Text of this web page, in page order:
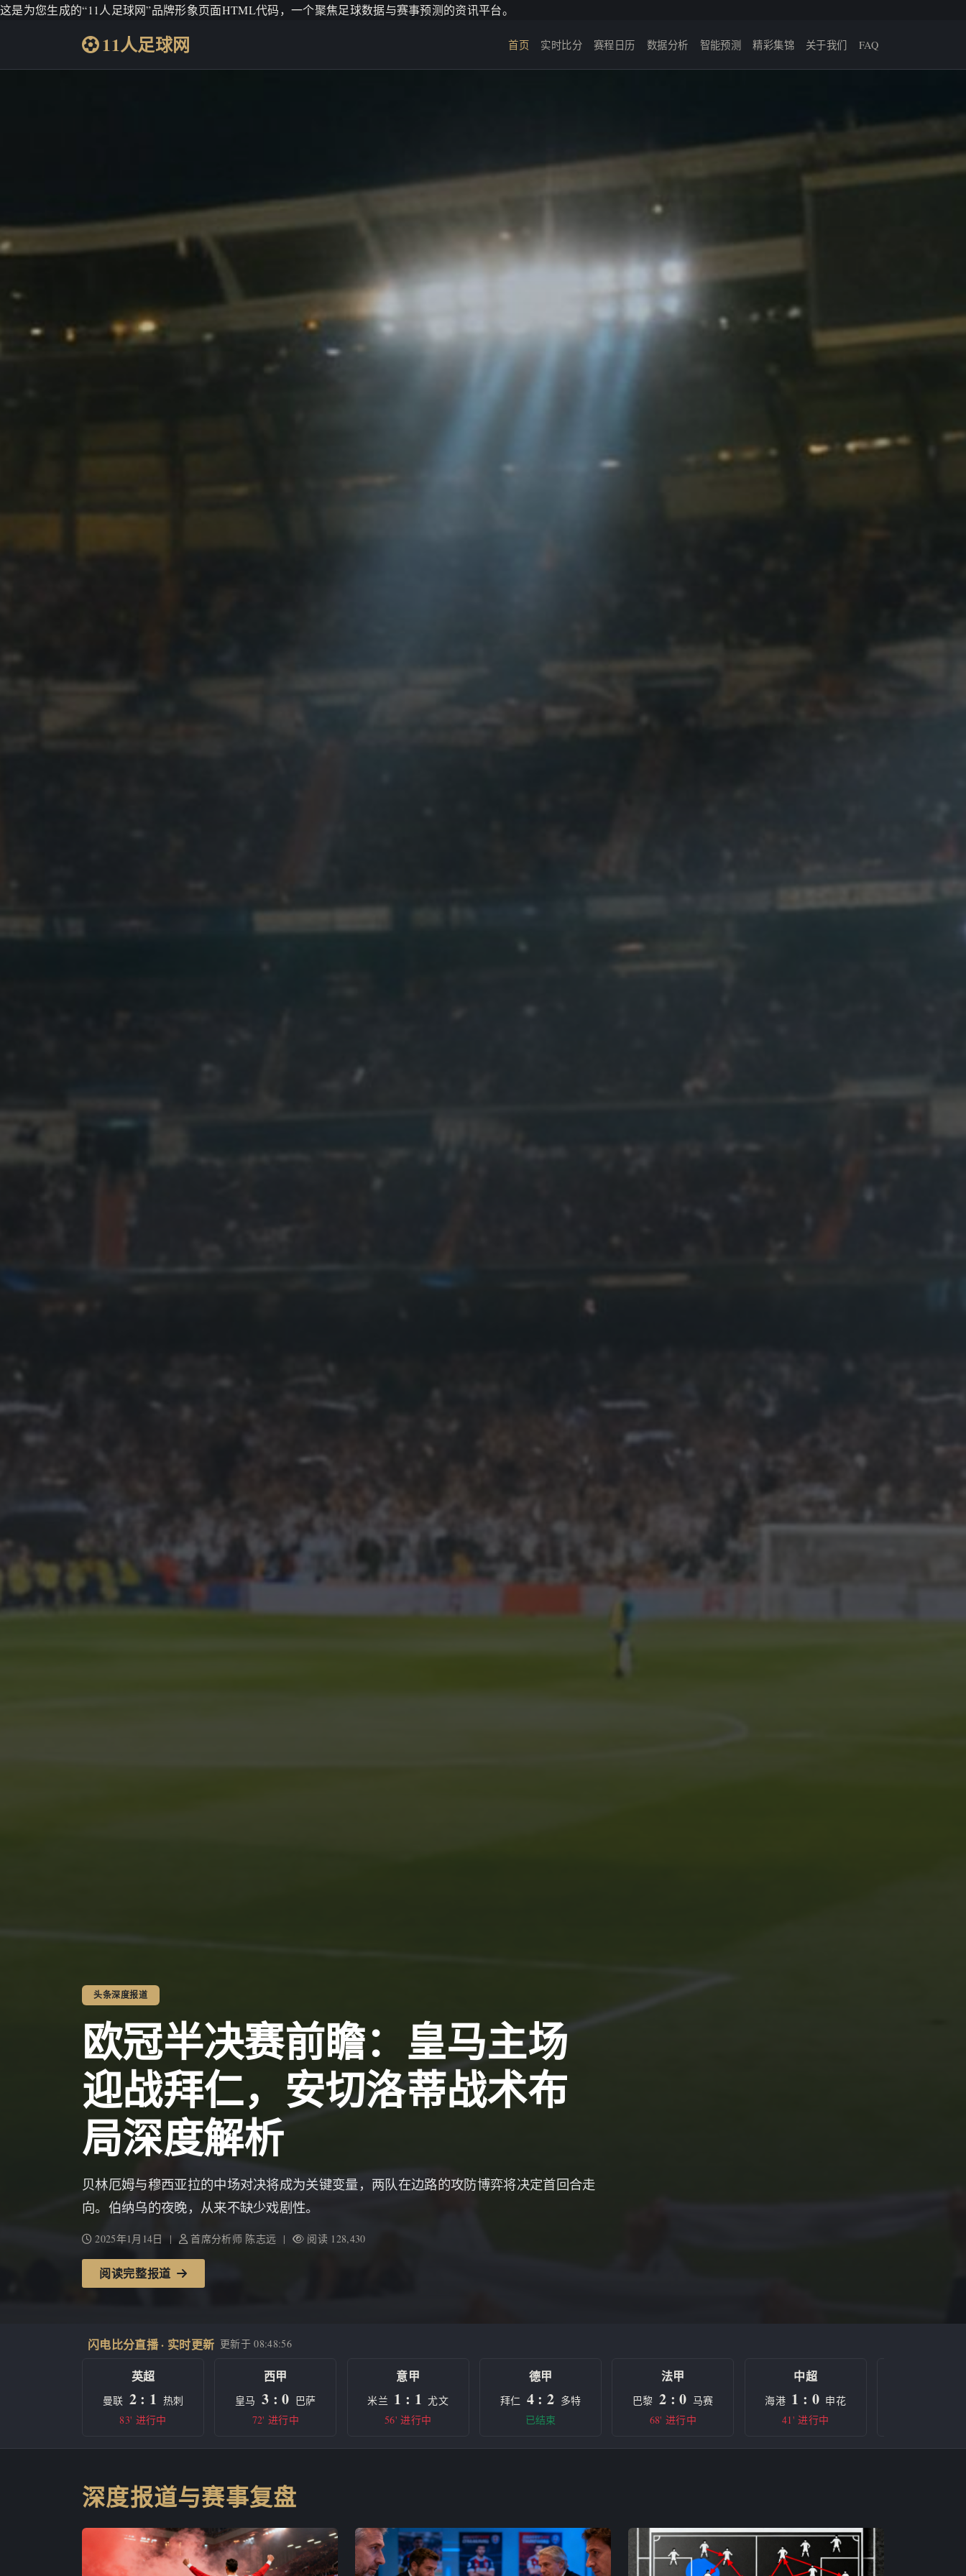
这是为您生成的“11人足球网”品牌形象页面HTML代码，一个聚焦足球数据与赛事预测的资讯平台。
11人足球网 首页 实时比分 赛程日历 数据分析 智能预测 精彩集锦 关于我们 FAQ
头条深度报道
欧冠半决赛前瞻：皇马主场
迎战拜仁，安切洛蒂战术布
局深度解析
贝林厄姆与穆西亚拉的中场对决将成为关键变量，两队在边路的攻防博弈将决定首回合走
向。伯纳乌的夜晚，从来不缺少戏剧性。
2025年1月14日 | 首席分析师 陈志远 | 阅读 128,430
阅读完整报道
闪电比分直播 · 实时更新 更新于08:48:56
英超
曼联 2 : 1 热刺
83' 进行中
西甲
皇马 3 : 0 巴萨
72' 进行中
意甲
米兰 1 : 1 尤文
56' 进行中
德甲
拜仁 4 : 2 多特
已结束
法甲
巴黎 2 : 0 马赛
68' 进行中
中超
海港 1 : 0 申花
41' 进行中
深度报道与赛事复盘